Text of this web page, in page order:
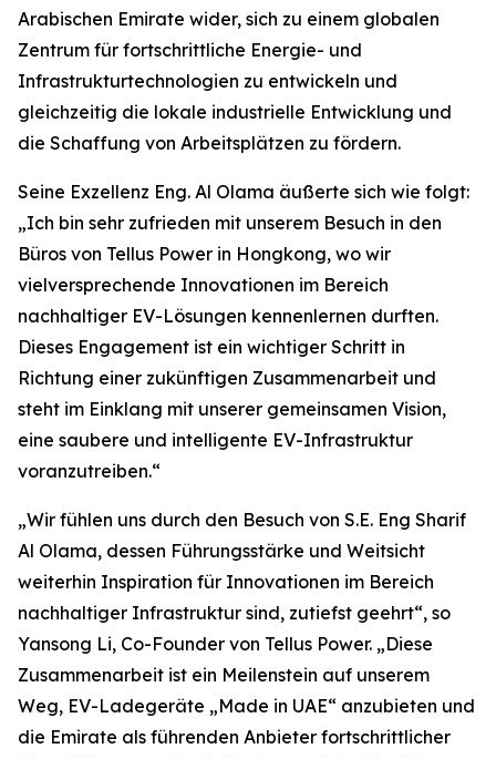
Arabischen Emirate wider, sich zu einem globalen
Zentrum für fortschrittliche Energie- und
Infrastrukturtechnologien zu entwickeln und
gleichzeitig die lokale industrielle Entwicklung und
die Schaffung von Arbeitsplätzen zu fördern.
Seine Exzellenz Eng. Al Olama äußerte sich wie folgt:
„Ich bin sehr zufrieden mit unserem Besuch in den
Büros von Tellus Power in Hongkong, wo wir
vielversprechende Innovationen im Bereich
nachhaltiger EV-Lösungen kennenlernen durften.
Dieses Engagement ist ein wichtiger Schritt in
Richtung einer zukünftigen Zusammenarbeit und
steht im Einklang mit unserer gemeinsamen Vision,
eine saubere und intelligente EV-Infrastruktur
voranzutreiben.“
„Wir fühlen uns durch den Besuch von S.E. Eng Sharif
Al Olama, dessen Führungsstärke und Weitsicht
weiterhin Inspiration für Innovationen im Bereich
nachhaltiger Infrastruktur sind, zutiefst geehrt“, so
Yansong Li, Co-Founder von Tellus Power. „Diese
Zusammenarbeit ist ein Meilenstein auf unserem
Weg, EV-Ladegeräte „Made in UAE“ anzubieten und
die Emirate als führenden Anbieter fortschrittlicher